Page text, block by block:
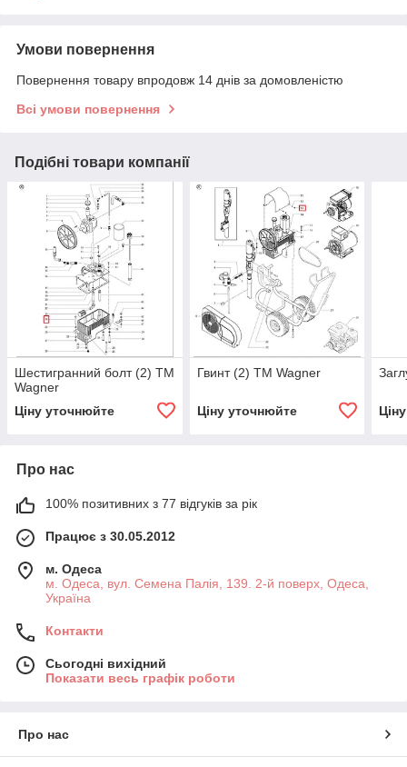
Умови повернення
Повернення товару впродовж 14 днів за домовленістю
Всі умови повернення
Подібні товари компанії
Шестигранний болт (2) TM
Wagner
Ціну уточнюйте
Гвинт (2) TM Wagner
Ціну уточнюйте
Про нас
100% позитивних з 77 відгуків за рік
Працює з 30.05.2012
м. Одеса
м. Одеса, вул. Семена Палія, 139. 2-й поверх, Одеса,
Україна
Контакти
Сьогодні вихідний
Показати весь графік роботи
Про нас